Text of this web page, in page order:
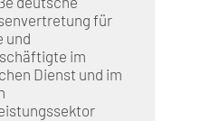
für
und
im
Dienst und im